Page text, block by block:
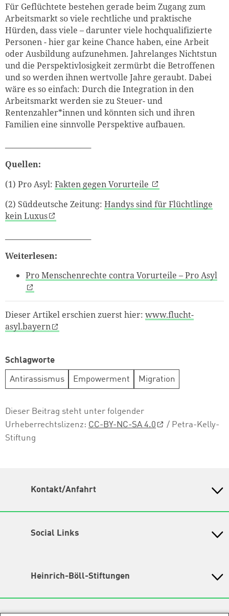
Für Geflüchtete bestehen gerade beim Zugang zum
Arbeitsmarkt so viele rechtliche und praktische
Hürden, dass viele – darunter viele hochqualifizierte
Personen - hier gar keine Chance haben, eine Arbeit
oder Ausbildung aufzunehmen. Jahrelanges Nichtstun
und die Perspektivlosigkeit zermürbt die Betroffenen
und so werden ihnen wertvolle Jahre geraubt. Dabei
wäre es so einfach: Durch die Integration in den
Arbeitsmarkt werden sie zu Steuer- und
Rentenzahler*innen und könnten sich und ihren
Familien eine sinnvolle Perspektive aufbauen.
Quellen:
(1) Pro Asyl: Fakten gegen Vorurteile
(2) Süddeutsche Zeitung: Handys sind für Flüchtlinge
kein Luxus
Weiterlesen:
Pro Menschenrechte contra Vorurteile – Pro Asyl
Dieser Artikel erschien zuerst hier: www.flucht-
asyl.bayern
Schlagworte
Antirassismus Empowerment Migration
Dieser Beitrag steht unter folgender
Urheberrechtslizenz: CC-BY-NC-SA 4.0
/ Petra-Kelly-
Stiftung
Kontakt/Anfahrt
in der Heinrich-Böll-Stiftung e.V.
Social Links
TikTok
Heinrich-Böll-Stiftungen